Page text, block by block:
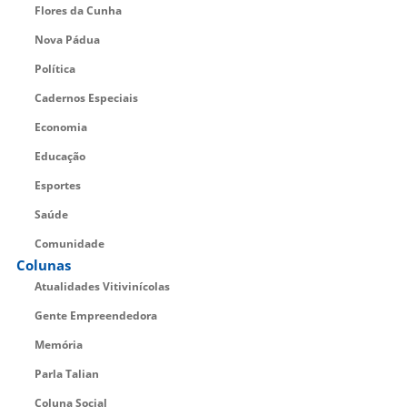
Flores da Cunha
Nova Pádua
Política
Cadernos Especiais
Economia
Educação
Esportes
Saúde
Comunidade
Colunas
Atualidades Vitivinícolas
Gente Empreendedora
Memória
Parla Talian
Coluna Social